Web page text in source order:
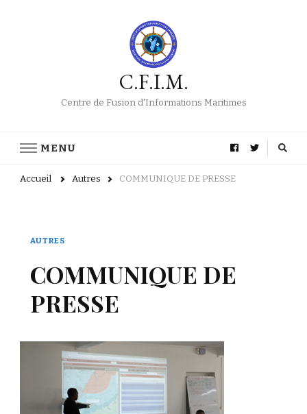
C.F.I.M.
Centre de Fusion d'Informations Maritimes
MENU
Accueil Autres COMMUNIQUE DE PRESSE
AUTRES
COMMUNIQUE DE
PRESSE